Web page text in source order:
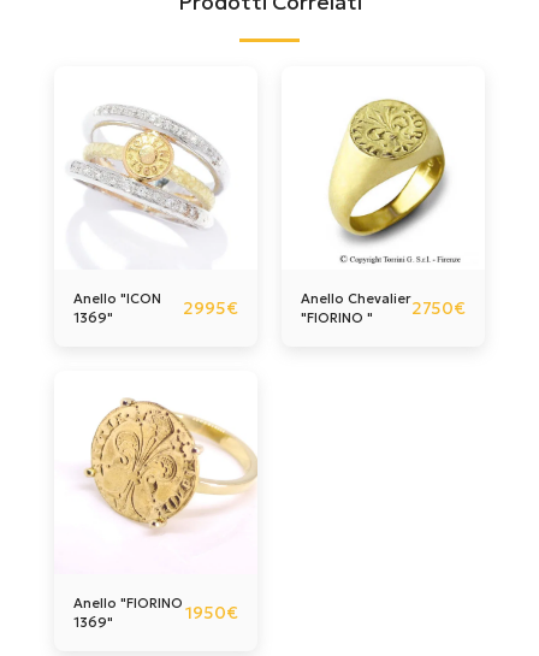
Anello "ICON
1369"
2995€
Anello Chevalier
"FIORINO "
2750€
Anello "FIORINO
1369"
1950€